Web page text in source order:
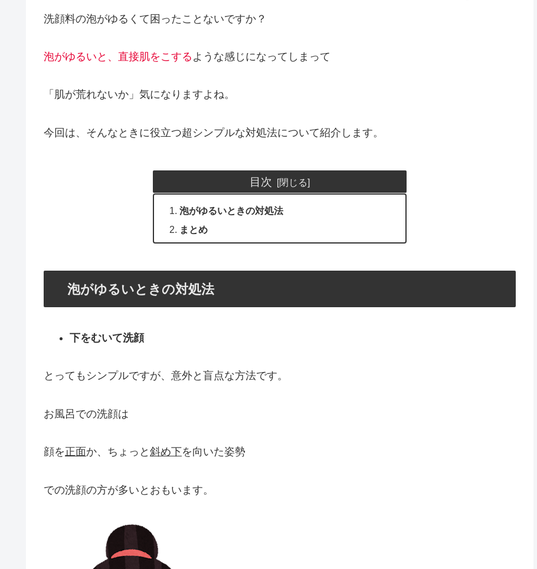
洗顔料の泡がゆるくて困ったことないですか？
泡がゆるいと、直接肌をこする ような感じになってしまって
「肌が荒れないか」気になりますよね。
今回は、そんなときに役立つ超シンプルな対処法について紹介します。
目次
泡がゆるいときの対処法
まとめ
泡がゆるいときの対処法
下をむいて洗顔
とってもシンプルですが、意外と盲点な方法です。
お風呂での洗顔は
顔を正面か、ちょっと 斜め下を向いた姿勢
での洗顔の方が多いとおもいます。